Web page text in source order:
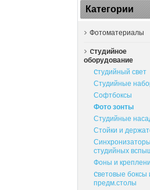
Категории
Фотоматериалы
Cтудийное
оборудование
Cтудийный свет
Студийные
Софтбоксы
Фото зонты
Студийные
Стойки и
Синхронизаторы
студийных
Фоны и
Cветовые боксы
предм.столы